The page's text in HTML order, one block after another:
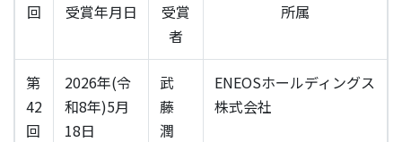
回 受賞年月日
受賞
者
所属
第
42
回
2026年(令
和8年)5月
18日
武
藤
潤
ENEOSホールディングス
株式会社